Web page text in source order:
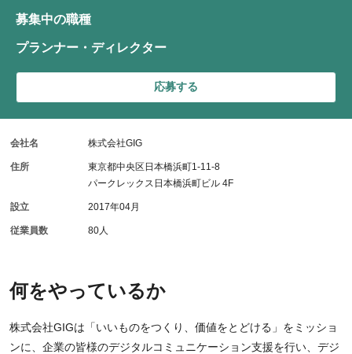
何をやっているか
株式会社GIGは「いいものをつくり、価値をとどける」をミッショ
ンに、企業の皆様のデジタルコミュニケーション支援を行い、デジ
募集中の職種
プランナー・ディレクター
応募する
会社名 株式会社GIG
住所
東京都中央区日本橋浜町1-11-8
パークレックス日本橋浜町ビル 4F
設立 2017年04月
従業員数 80人